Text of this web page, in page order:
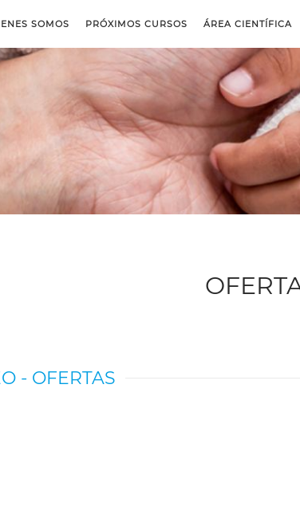
SOMOS PRÓXIMOS CURSOS ÁREA CIENTÍFICA
- OFERTAS